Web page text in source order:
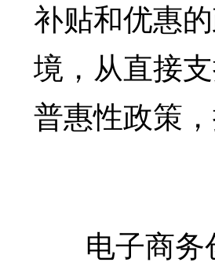
补贴和优惠
境，从直接
普惠性政策
电子商务